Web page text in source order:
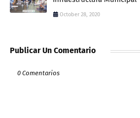
October 28, 2020
Publicar Un Comentario
0 Comentarios